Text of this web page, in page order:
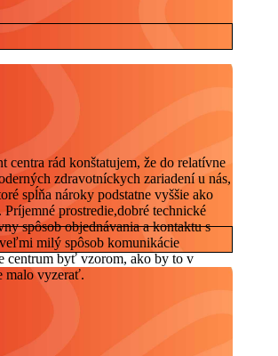
centra rád konštatujem, že do relatívne
zdravotníckych zariadení u nás,
spĺňa nároky podstatne vyššie ako
prostredie,dobré technické
spôsob objednávania a kontaktu s
milý spôsob komunikácie
centrum byť vzorom, ako by to v
malo vyzerať.